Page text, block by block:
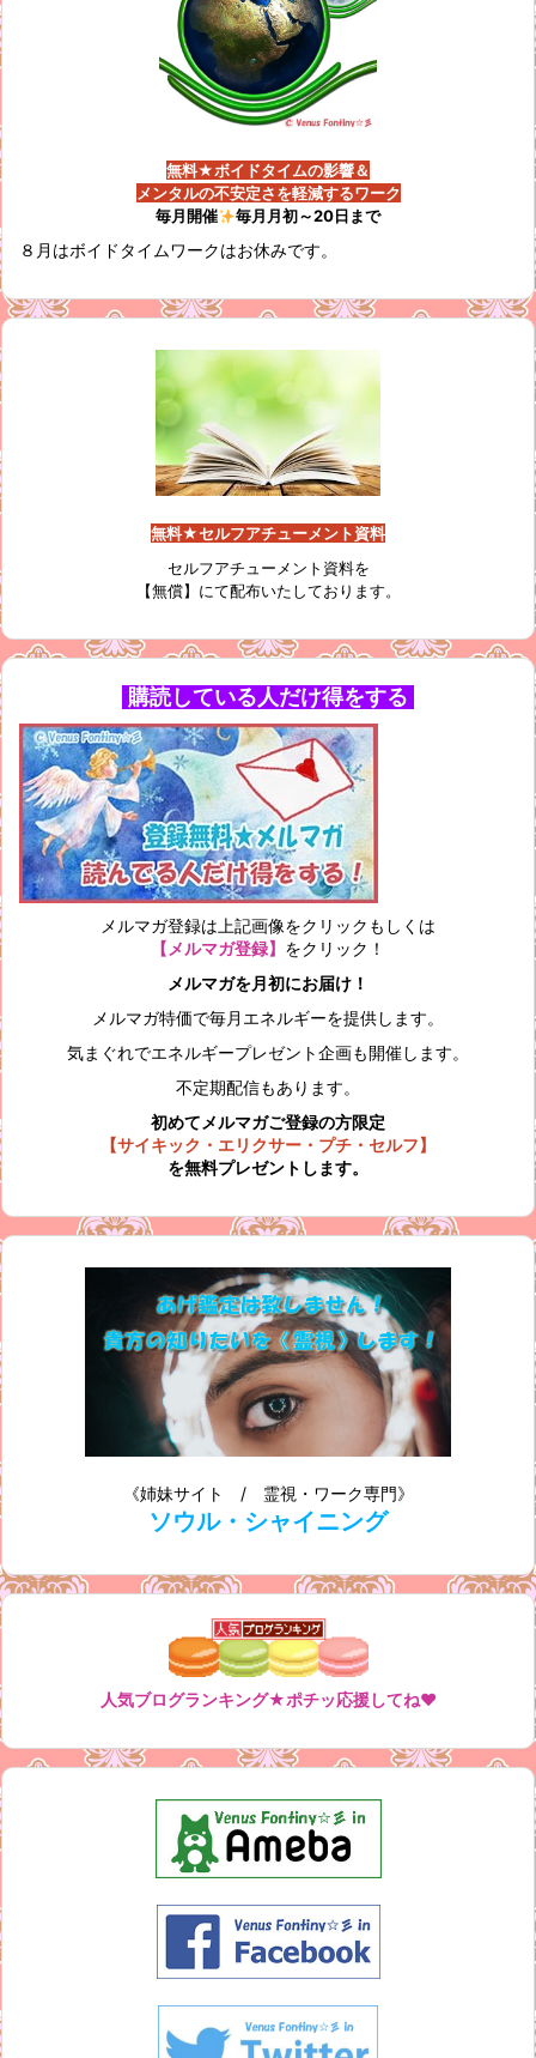
無料★ボイドタイムの影響＆
メンタルの不安定さを軽減するワーク
毎月開催
毎月月初～20日まで
８月はボイドタイムワークはお休みです。
無料★セルフアチューメント資料
セルフアチューメント資料を
【無償】にて配布いたしております。
購読している人だけ得をする
メルマガ登録は上記画像をクリックもしくは
【メルマガ登録】 をクリック！
メルマガを月初にお届け！
メルマガ特価で毎月エネルギーを提供します。
気まぐれでエネルギープレゼント企画も開催します。
不定期配信もあります。
初めてメルマガご登録の方限定
【サイキック・エリクサー・プチ・セルフ】
を無料プレゼントします。
《姉妹サイト / 霊視・ワーク専門》
ソウル・シャイニング
人気ブログランキング★ポチッ応援してね♥